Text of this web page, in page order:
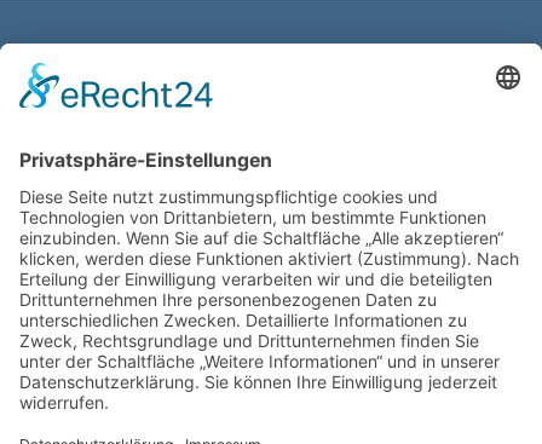
Kontakt
KG
05223 160002
info@wp-steuerberatung.de
Bahnhofstr. 56, 32257 Bünde
Mo. – Do.8:00 – 17:00
Fr. 8:00 – 15:00